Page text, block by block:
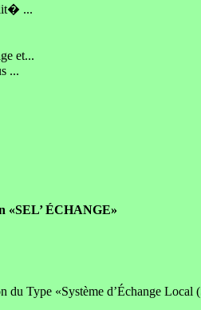
...
et...
...
«SEL’ ÉCHANGE»
du Type «Système d’Échange